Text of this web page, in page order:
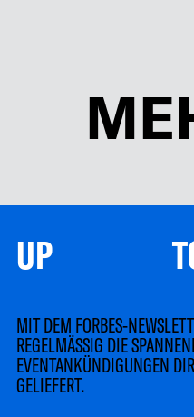
UP
MIT DEM FORBES-
REGELMÄSSIG DIE
EVENTANKÜNDIGUNGEN
GELIEFERT.